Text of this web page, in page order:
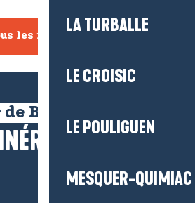
LA TURBALLE
LE CROISIC
LE POULIGUEN
MESQUER-QUIMIAC
les itinéraires rando
Brière